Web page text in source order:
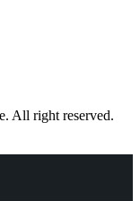
All right reserved.